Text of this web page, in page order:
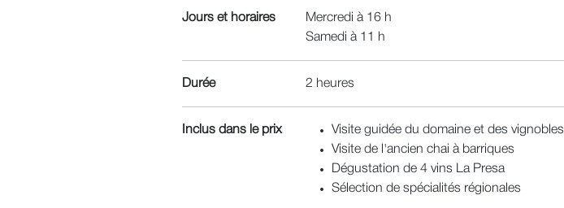
Jours et horaires
Mercredi à 16 h
Samedi à 11 h
Durée 2 heures
Inclus dans le prix
Visite guidée du domaine et des vignobles
Visite de l'ancien chai à barriques
Dégustation de 4 vins La Presa
Sélection de spécialités régionales